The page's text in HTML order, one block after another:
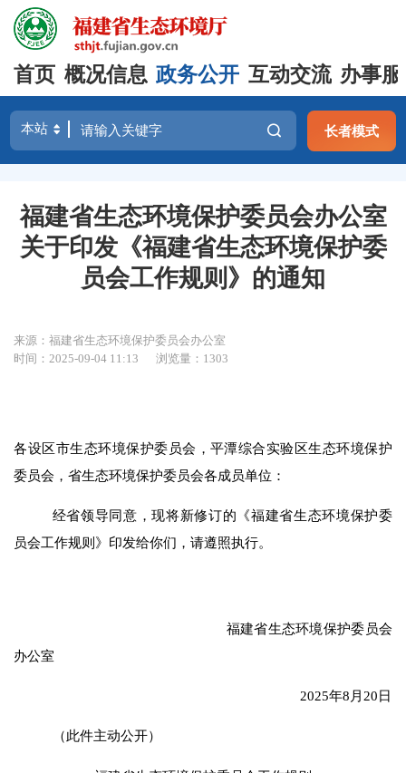
首页 概况信息 政务公开 互动交流 办事
长者模式
福建省生态环境保护委员会办公室
关于印发《福建省生态环境保护委
员会工作规则》的通知
来源：福建省生态环境保护委员会办公室
时间：2025-09-04 11:13
浏览量：1303
各设区市生态环境保护委员会，平潭综合实验区生态环境保护
委员会，省生态环境保护委员会各成员单位 ：
经省领导同意，现将新修订的《福建省生态环境保护委
员会工作规则》印发给你们，请遵照执行。
福建省生态环境保护委员会
办公室
2025年8 月 20日
（此件主动公开）